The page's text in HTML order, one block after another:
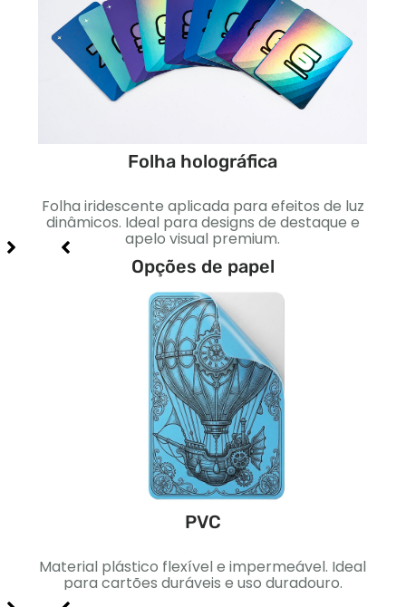
Folha holográfica
Folha iridescente aplicada para efeitos de luz
dinâmicos. Ideal para designs de destaque e
apelo visual premium.
Opções de papel
PVC
Material plástico flexível e impermeável. Ideal
para cartões duráveis ​​e uso duradouro.